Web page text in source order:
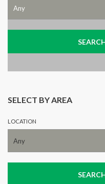
SELECT BY AREA
LOCATION